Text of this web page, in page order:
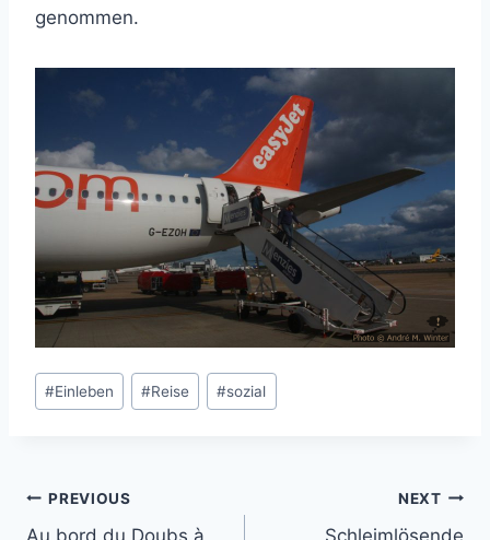
genommen.
Post
Tags:
#Einleben #Reise #sozial
Post
PREVIOUS NEXT